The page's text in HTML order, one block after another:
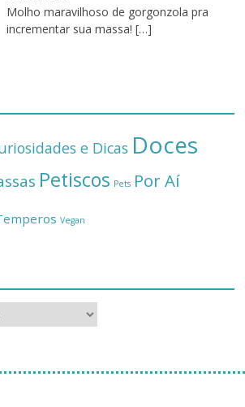
Molho maravilhoso de gorgonzola pra
incrementar sua massa! […]
e Dicas Doces
Petiscos Pets Por Aí
Vegan